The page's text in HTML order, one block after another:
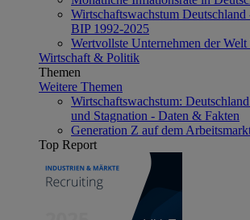
Wirtschaftswachstum Deutschland
BIP 1992-2025
Wertvollste Unternehmen der Welt
Wirtschaft & Politik
Themen
Weitere Themen
Wirtschaftswachstum:
und Stagnation - Daten & Fakten
Generation Z auf dem
Top Report